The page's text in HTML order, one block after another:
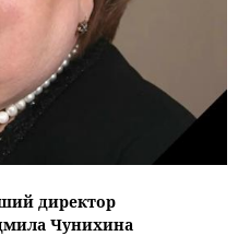
директор
Чунихина